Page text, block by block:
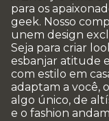
para os
geek. Nosso
unem design
Seja para criar
esbanjar atitude
com estilo em
adaptam a você,
algo único, de
e o fashion